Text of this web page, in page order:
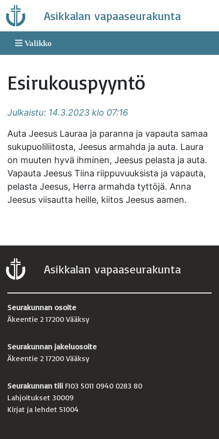
Skip
to
content
Asikkalan vapaaseurakunta
Valikko
Esirukouspyyntö
Julkaistu: 14.3.2023 klo 07:16
Auta Jeesus Lauraa ja paranna ja vapauta samaa
sukupuoliliitosta, Jeesus armahda ja auta. Laura
on muuten hyvä ihminen, Jeesus pelasta ja auta.
Vapauta Jeesus Tiina riippuvuuksista ja vapauta,
pelasta Jeesus, Herra armahda tyttöjä. Anna
Jeesus viisautta heille, kiitos Jeesus aamen.
Asikkalan vapaaseurakunta
Seurakunnan osoite
Äkeentie 2 17200 Vääksy
Seurakunnan jakeluosoite
Äkeentie 2 17200 Vääksy
Seurakunnan tili FI03 5011 0940 0283 80
Lahjoitukset 30009
Kirjat ja lehdet 51004